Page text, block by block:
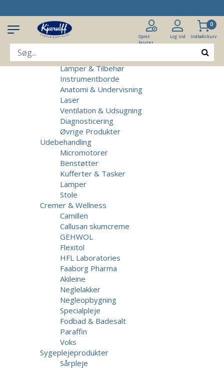
Opret
bruger
Log ind
0
Indkøbskurv
Klinikudstyr
Patientstole
Massagebrikse
Lamper & Tilbehør
Instrumentborde
Anatomi & Undervisning
Laser
Ventilation & Udsugning
Diagnosticering
Øvrige Produkter
Udebehandling
Micromotorer
Benstøtter
Kufferter & Tasker
Lamper
Stole
Cremer & Wellness
Camillen
Callusan skumcreme
GEHWOL
Flexitol
HFL Laboratories
Faaborg Pharma
Akileine
Neglelakker
Negleopbygning
Specialpleje
Fodbad & Badesalt
Paraffin
Voks
Sygeplejeprodukter
Sårpleje